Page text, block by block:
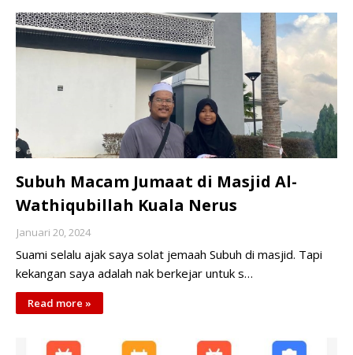
Subuh Macam Jumaat di Masjid Al-
Wathiqubillah Kuala Nerus
Januari 20, 2024
Suami selalu ajak saya solat jemaah Subuh di masjid. Tapi
kekangan saya adalah nak berkejar untuk s…
Read more »